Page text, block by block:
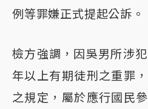
例等罪嫌正式提起公訴。
檢方強調，因吳男所涉
年以上有期徒刑之重罪
之規定，屬於應行國民